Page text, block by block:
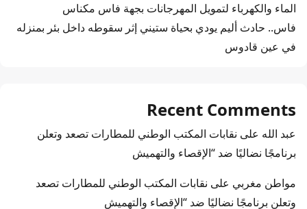
الماء والكهرباء لتمويل المهرجانات بجهة فاس مكناس
فاس.. حادث أليم يودي بحياة ستيني إثر سقوطه داخل بئر بمنزله
في عين قادوس
Recent Comments
عبد الله على نقابات المكتب الوطني للمطارات تصعد وتعلن
برنامجًا نضاليًا ضد “الإقصاء والتهميش
مواطن مغربي على نقابات المكتب الوطني للمطارات تصعد
وتعلن برنامجًا نضاليًا ضد “الإقصاء والتهميش